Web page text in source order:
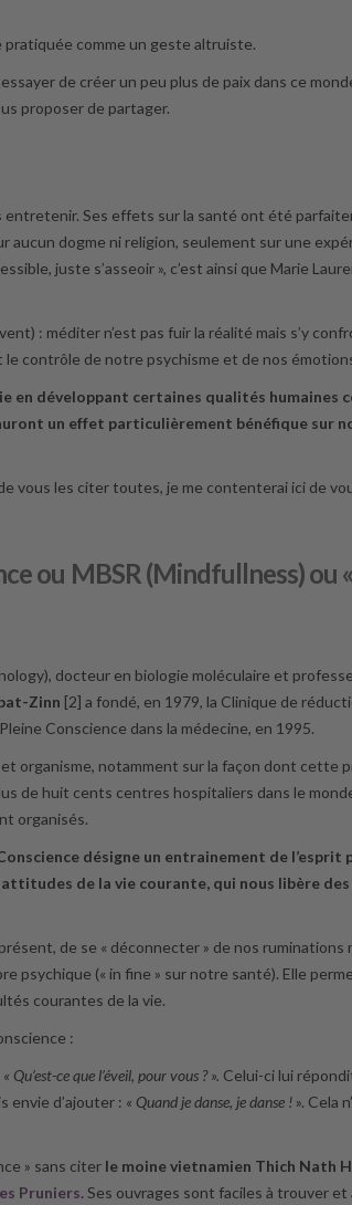
comme un geste altruiste.
de créer un peu plus de paix dans ce
proposer de partager.
entretenir. Ses effets sur la santé ont été
aucun dogme ni religion, seulement sur une
juste s’asseoir », c’est ainsi que Marie
: méditer n’est pas fuir la réalité mais s’y
le contrôle de notre psychisme et de nos
en développant certaines qualités humaines
un effet particulièrement bénéfique sur
vous les citer toutes, je me contenterai ici de
ou MBSR (Mindfullness) ou
docteur en biologie moléculaire et
Zinn [2] a fondé, en 1979, la Clinique de
Conscience dans la médecine, en 1995.
organisme, notamment sur la façon dont cette
de huit cents centres hospitaliers dans le
organisés.
désigne un entrainement de l’esprit
de la vie courante, qui nous libère des
de se « déconnecter » de nos ruminations
psychique (« in fine » sur notre santé). Elle
courantes de la vie.
:
« Qu’est-ce que l’éveil, pour vous ? ». Celui-ci lui
envie d’ajouter : « Quand je danse, je danse ! ». Cela
» sans citer le moine vietnamien Thich Nath
Pruniers.Ses ouvrages sont faciles à trouver et